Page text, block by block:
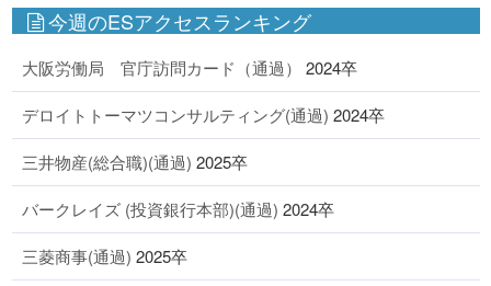
今週のESアクセスランキング
大阪労働局 官庁訪問カード（通過） 2024卒
デロイトトーマツコンサルティング(通過) 2024卒
三井物産(総合職)(通過) 2025卒
バークレイズ (投資銀行本部)(通過) 2024卒
三菱商事(通過) 2025卒